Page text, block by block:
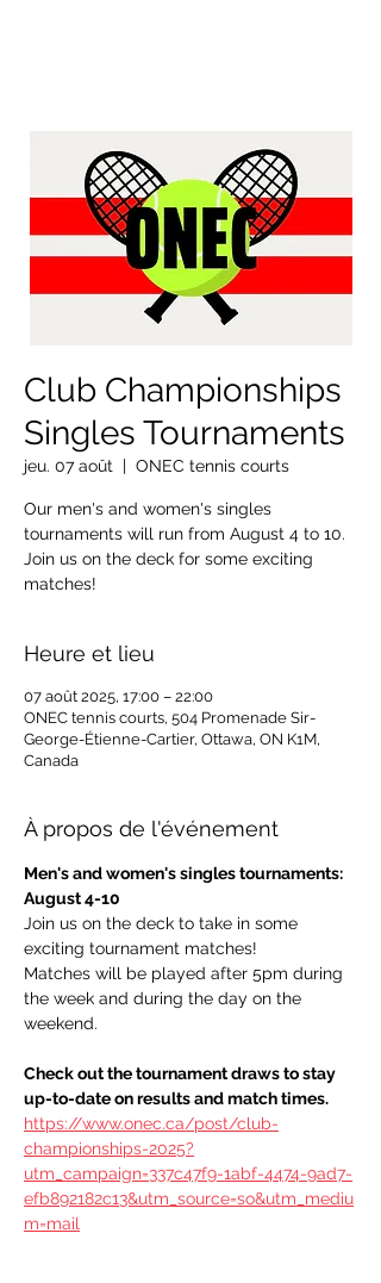
Club Championships
Singles Tournaments
jeu. 07 août
  |
ONEC tennis courts
Our men's and women's singles
tournaments will run from August 4 to 10.
Join us on the deck for some exciting
matches!
Heure et lieu
07 août 2025, 17:00 – 22:00
ONEC tennis courts, 504 Promenade Sir-
George-Étienne-Cartier, Ottawa, ON K1M,
Canada
À propos de l'événement
Men's and women's singles tournaments:
August 4-10
Join us on the deck to take in some
exciting tournament matches!
Matches will be played after 5pm during
the week and during the day on the
weekend.
Check out the tournament draws to stay
up-to-date on results and match times.
https://www.onec.ca/post/club-
championships-2025?
utm_campaign=337c47f9-1abf-4474-9ad7-
efb892182c13&utm_source=so&utm_mediu
m=mail